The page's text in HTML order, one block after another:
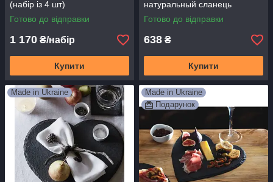
(набір із 4 шт)
Готово до відправки
1 170 ₴/набір
Купити
натуральный сланець
Готово до відправки
638 ₴
Купити
Made in Ukraine
Made in Ukraine
Подарунок